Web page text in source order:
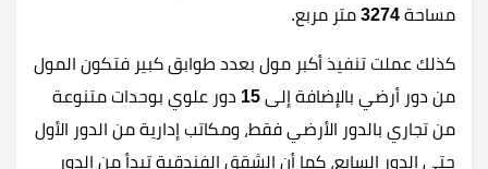
مساحة 3274 متر مربع.
كذلك عملت تنفيذ أكبر مول بعدد طوابق كبير فتكون المول
من دور أرضي بالإضافة إلى 15 دور علوي بوحدات متنوعة
من تجاري بالدور الأرضي فقط، ومكاتب إدارية من الدور الأول
حتى الدور السابع، كما أن الشقق الفندقية تبدأ من الدور